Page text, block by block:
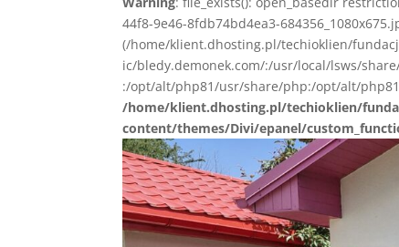
44f8-9e46-8fdb74bd4ea3-
(/home/klient.dhosting.pl/techioklien/
ic/bledy.demonek.com/:/usr/local/lsws/
:/opt/alt/php81/usr/share/php:/opt/alt/
/home/klient.dhosting.pl/techioklien/
content/themes/Divi/epanel/